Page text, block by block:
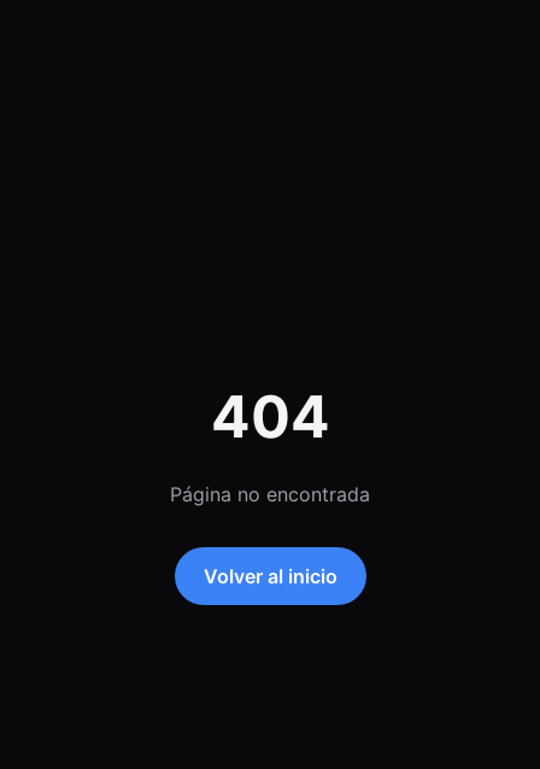
404
Página no encontrada
Volver al inicio